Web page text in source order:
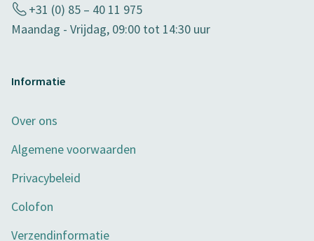
+31 (0) 85 – 40 11 975
Maandag - Vrijdag, 09:00 tot 14:30 uur
Informatie
Over ons
Algemene voorwaarden
Privacybeleid
Colofon
Verzendinformatie